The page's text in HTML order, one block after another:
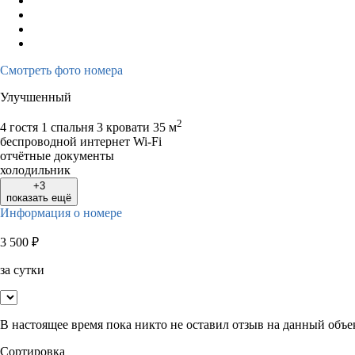
Смотреть фото номера
Улучшенный
4 гостя 1 спальня 3 кровати 35 м2
беспроводной интернет Wi-Fi
отчётные документы
холодильник
+3
показать ещё
Информация о номере
3 500 ₽
за сутки
В настоящее время пока никто не оставил отзыв на данный
Сортировка